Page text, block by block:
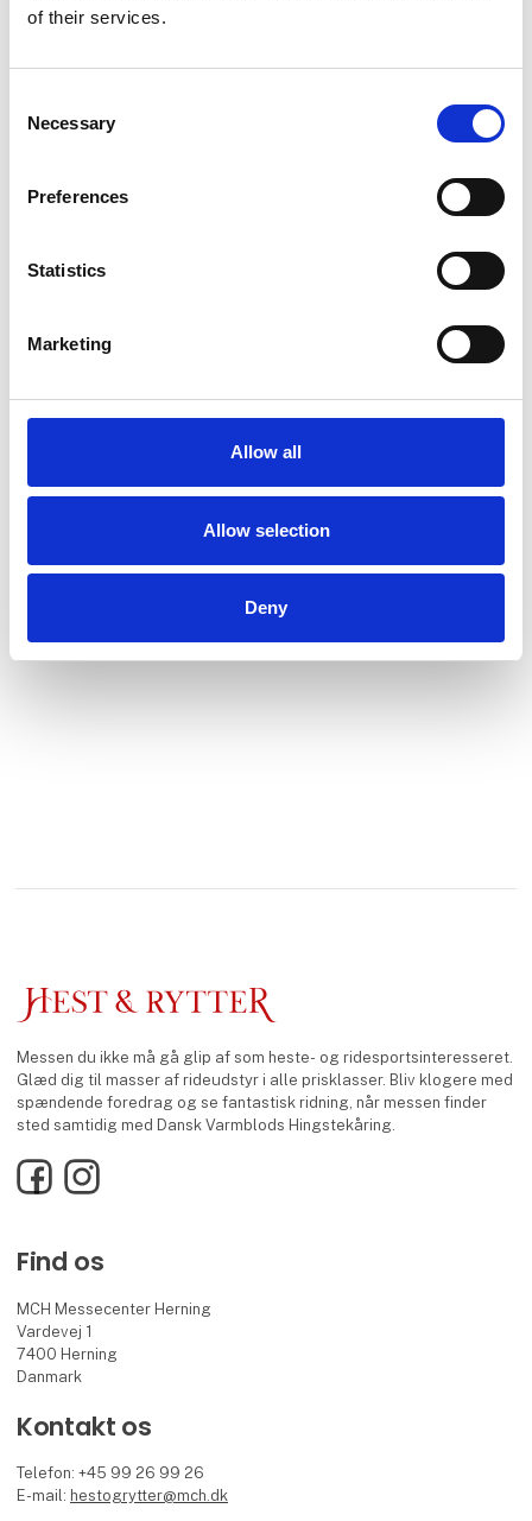
of their services.
Selection
Necessary
Preferences
Statistics
Marketing
Allow all
Allow selection
Deny
Ved Stalden Rideudstyr
destination for rideentusiaster, der søger kvalitetsprodukter
og fashionable løsninger til både ryttere og heste. Vores
mærker, der kombinerer stil, funktionalitet og holdbarhed.
Vi tilbyder alt fra trendy ridetøj og teknisk avancerede
udvalg, der ikke kun opfylder de praktiske behov inden for
om mode og elegan
Messen du ikke må gå glip af som heste- og ridesportsinteresseret.
Glæd dig til masser af rideudstyr i alle prisklasser. Bliv klogere med
spændende foredrag og se fantastisk ridning, når messen finder
sted samtidig med Dansk Varmblods Hingstekåring.
FacebookInstagram
Find os
MCH Messecenter Herning
Vardevej 1
7400 Herning
Danmark
Kontakt os
Telefon: +45 99 26 99 26
E-mail: hestogrytter@mch.dk